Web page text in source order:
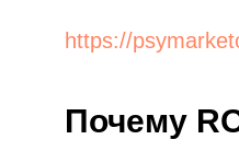
https://
Почему